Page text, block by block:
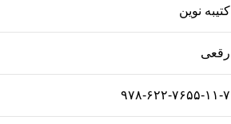
کتیبه نوین
رقعی
۹۷۸-۶۲۲-۷۶۵۵-۱۱-۷